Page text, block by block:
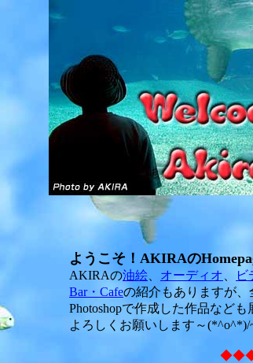
ようこそ！AKIRAの
AKIRAの油絵 オーディオ ビ
Bar・Cafeの紹介もありますが、
Photoshopで作成した作品なども
よろしくお願いします～(*^o^*)/~
◆◆◆